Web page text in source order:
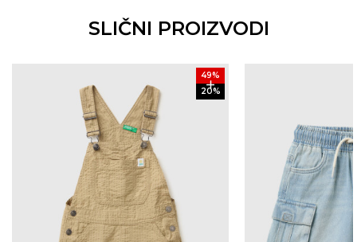
SLIČNI PROIZVODI
49%
20%